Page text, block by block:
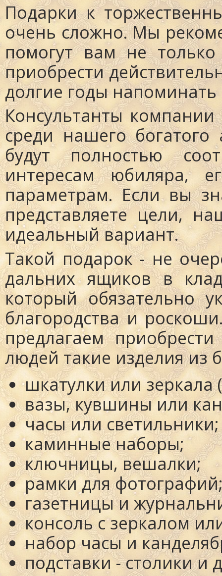
Подарки к
очень сложно. Мы
помогут вам не
приобрести
долгие годы
Консультанты
среди нашего богатого
будут полностью
интересам юбиляра,
параметрам. Если вы
представляете цели,
идеальный вариант.
Такой подарок - не
дальних ящиков в
который обязательно
благородства и
предлагаем
людей такие изделия из
шкатулкиилизеркала
вазы, кувшиныили
часыилисветильники;
каминные наборы;
ключницы, вешалки;
рамки для фотографий
газетницы и
консоль с зеркалом
набор часы и
подставки - столикии